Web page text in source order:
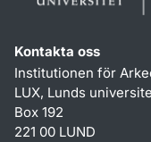
Kontakta oss
Institutionen för
LUX, Lunds
Box 192
221 00 LUND